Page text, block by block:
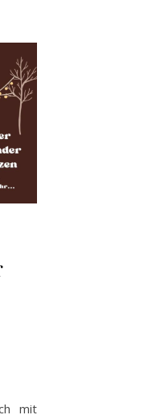
mit